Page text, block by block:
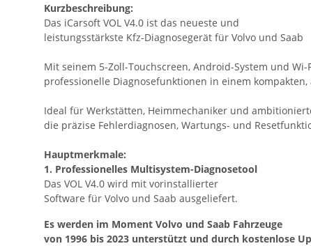
Kurzbeschreibung:
Das iCarsoft VOL V4.0 ist das neueste und
leistungsstärkste Kfz-Diagnosegerät für Volvo und Saab
Mit seinem 5-Zoll-Touchscreen, Android-System und
professionelle Diagnosefunktionen in einem
Ideal für Werkstätten, Heimmechaniker und
die präzise Fehlerdiagnosen, Wartungs- und
Hauptmerkmale:
1. Professionelles Multisystem-Diagnosetool
Das VOL V4.0 wird mit vorinstallierter
Software für Volvo und Saab ausgeliefert.
Es werden im Moment Volvo und Saab ​​​Fahrzeuge
von 1996 bis 2023 unterstützt und durch kostenlose